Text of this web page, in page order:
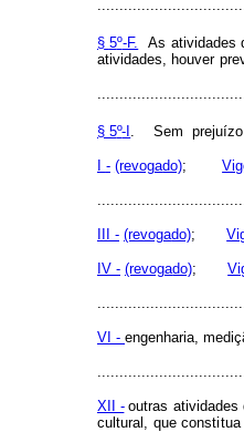
§ 5º-F. As atividades
atividades, houver
§ 5º-I . Sem prejuízo
- (revogado);
- (revogado);
IV - (revogado);
VI - engenharia,
XII -outras atividades
cu ltural, que constitua